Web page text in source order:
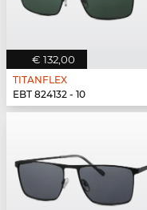
€ 132,00
TITANFLEX
EBT 824132 - 10